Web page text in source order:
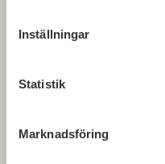
Inställningar
Statistik
Marknadsföring